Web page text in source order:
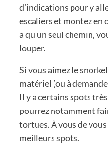
d’indications pour y
escaliers et montez en
a qu’un seul chemin,
louper.
Si vous aimez le
matériel (ou à
Il y a certains spots
pourrez notamment
tortues. À vous de
meilleurs spots.